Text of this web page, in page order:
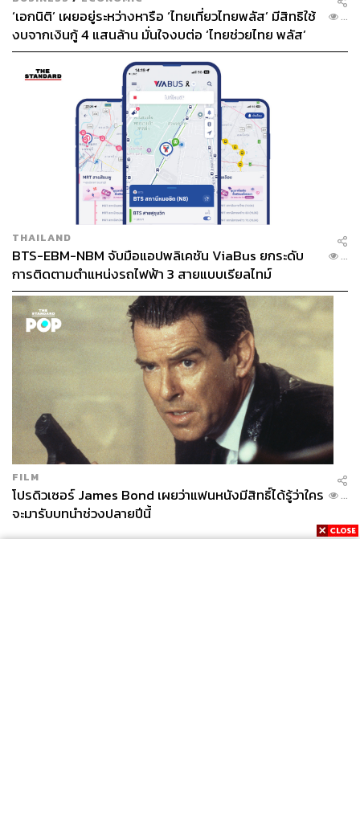
‘เอกนิติ’ เผยอยู่ระหว่างหารือ ‘ไทยเที่ยวไทยพลัส’ มีสิทธิใช้
งบจากเงินกู้ 4 แสนล้าน มั่นใจงบต่อ ‘ไทยช่วยไทย พลัส’
เฟส 2 มีเพียงพอ
...
THAILAND
BTS-EBM-NBM จับมือแอปพลิเคชัน ViaBus ยกระดับ
การติดตามตำแหน่งรถไฟฟ้า 3 สายแบบเรียลไทม์
...
FILM
โปรดิวเซอร์ James Bond เผยว่าแฟนหนังมีสิทธิ์ได้รู้ว่าใคร
จะมารับบทนำช่วงปลายปีนี้
...